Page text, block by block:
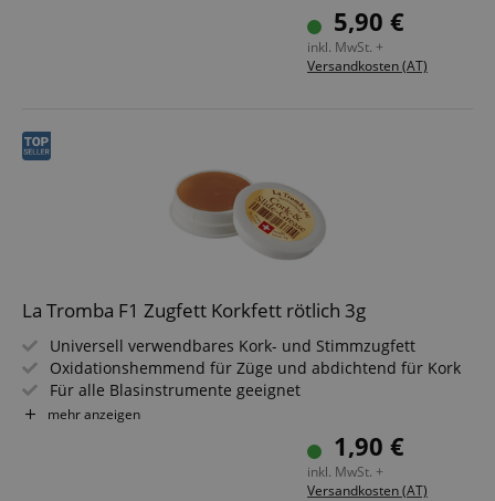
5,90 €
inkl. MwSt. +
Versandkosten (AT)
La Tromba F1 Zugfett Korkfett rötlich 3g
Universell verwendbares Kork- und Stimmzugfett
Oxidationshemmend für Züge und abdichtend für Kork
Für alle Blasinstrumente geeignet
Verhindert das Festsetzen der Züge
mehr anzeigen
1,90 €
inkl. MwSt. +
Versandkosten (AT)